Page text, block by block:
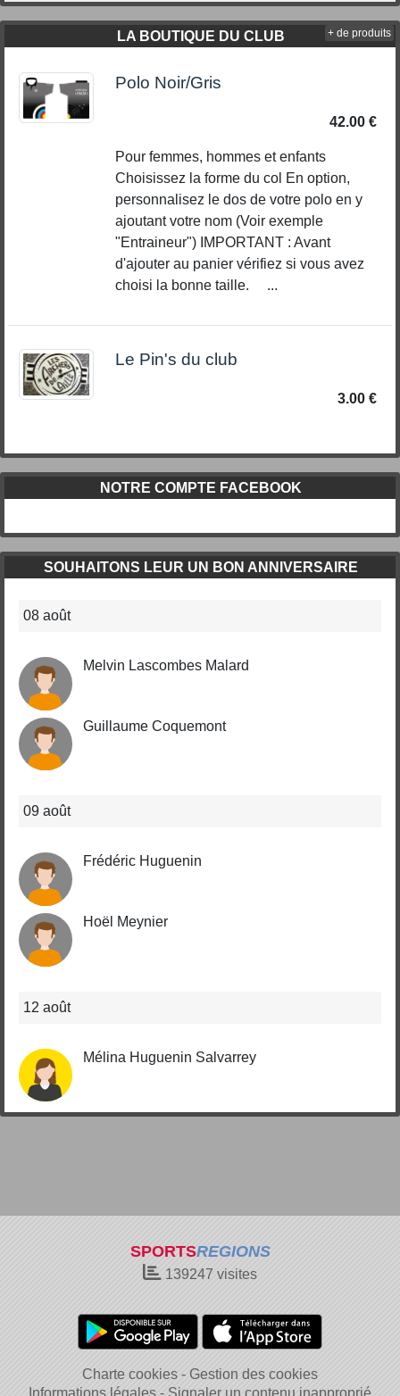
LA BOUTIQUE DU CLUB
Polo Noir/Gris
42.00 €
Pour femmes, hommes et enfants
Choisissez la forme du col En option,
personnalisez le dos de votre polo en y
ajoutant votre nom (Voir exemple
"Entraineur") IMPORTANT : Avant
d'ajouter au panier vérifiez si vous avez
choisi la bonne taille. ...
Le Pin's du club
3.00 €
+ de produits
NOTRE COMPTE FACEBOOK
SOUHAITONS LEUR UN BON ANNIVERSAIRE
08 août
Melvin Lascombes Malard
Guillaume Coquemont
09 août
Frédéric Huguenin
Hoël Meynier
12 août
Mélina Huguenin Salvarrey
SPORTSREGIONS
139247 visites
Charte cookies
Gestion des cookies
Informations légales
Signaler un contenu inapproprié